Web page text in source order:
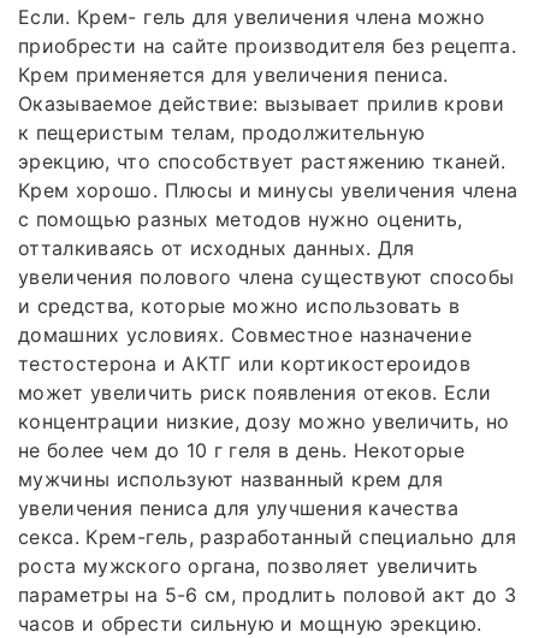
Если. Крем- гель для увеличения члена можно
приобрести на сайте производителя без рецепта.
Крем применяется для увеличения пениса.
Оказываемое действие: вызывает прилив крови
к пещеристым телам, продолжительную
эрекцию, что способствует растяжению тканей.
Крем хорошо. Плюсы и минусы увеличения члена
с помощью разных методов нужно оценить,
отталкиваясь от исходных данных. Для
увеличения полового члена существуют способы
и средства, которые можно использовать в
домашних условиях. Совместное назначение
тестостерона и АКТГ или кортикостероидов
может увеличить риск появления отеков. Если
концентрации низкие, дозу можно увеличить, но
не более чем до 10 г геля в день. Некоторые
мужчины используют названный крем для
увеличения пениса для улучшения качества
секса. Крем-гель, разработанный специально для
роста мужского органа, позволяет увеличить
параметры на 5-6 см, продлить половой акт до 3
часов и обрести сильную и мощную эрекцию.